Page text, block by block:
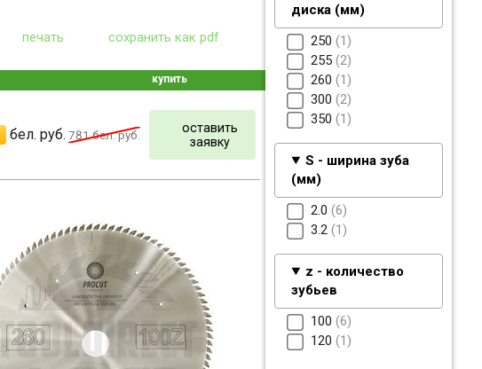
диска (мм)
250 1
255 2
260 1
300 2
350 1
S - ширина зуба
(мм)
2.0 6
3.2 1
z - количество
зубьев
100 6
120 1
печать сохранить как pdf
купить
бел. руб. 781бел. руб.
оставить
заявку